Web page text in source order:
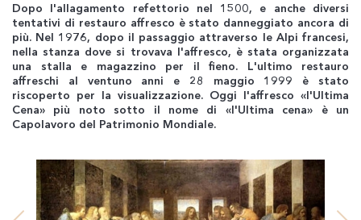
Dopo l'allagamento refettorio nel 1500, e anche diversi
tentativi di restauro affresco è stato danneggiato ancora di
più. Nel 1976, dopo il passaggio attraverso le Alpi francesi,
nella stanza dove si trovava l'affresco, è stata organizzata
una stalla e magazzino per il fieno. L'ultimo restauro
affreschi al ventuno anni e 28 maggio 1999 è stato
riscoperto per la visualizzazione. Oggi l'affresco «l'Ultima
Cena» più noto sotto il nome di «l'Ultima cena» è un
Capolavoro del Patrimonio Mondiale.